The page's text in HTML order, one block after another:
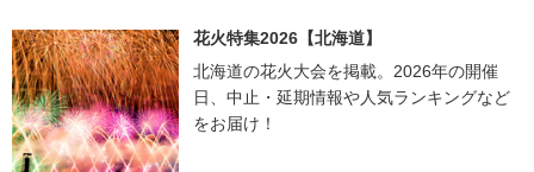
花火特集2026【北海道】
北海道の花火大会を掲載。2026年の開催
日、中止・延期情報や人気ランキングなど
をお届け！